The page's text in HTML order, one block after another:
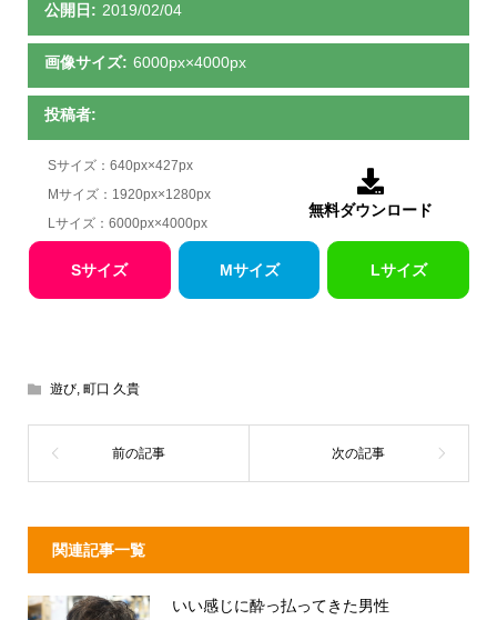
公開日: 2019/02/04
画像サイズ: 6000px×4000px
投稿者:
Sサイズ：640px×427px
Mサイズ：1920px×1280px
Lサイズ：6000px×4000px

無料ダウンロード
Sサイズ Mサイズ Lサイズ
遊び, 町口 久貴
関連記事一覧
いい感じに酔っ払ってきた男性